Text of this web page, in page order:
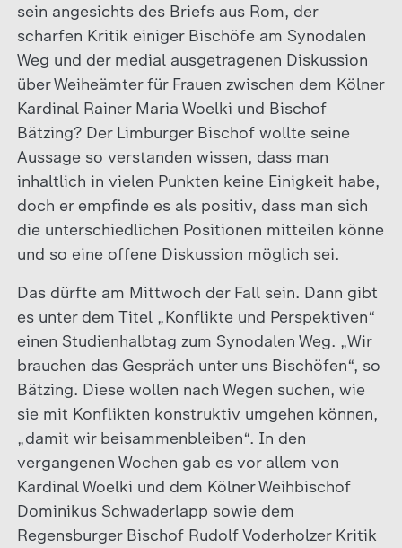
sein angesichts des Briefs aus Rom, der
scharfen Kritik einiger Bischöfe am Synodalen
Weg und der medial ausgetragenen Diskussion
über Weiheämter für Frauen zwischen dem Kölner
Kardinal Rainer Maria Woelki und Bischof
Bätzing? Der Limburger Bischof wollte seine
Aussage so verstanden wissen, dass man
inhaltlich in vielen Punkten keine Einigkeit habe,
doch er empfinde es als positiv, dass man sich
die unterschiedlichen Positionen mitteilen könne
und so eine offene Diskussion möglich sei.
Das dürfte am Mittwoch der Fall sein. Dann gibt
es unter dem Titel „Konflikte und Perspektiven“
einen Studienhalbtag zum Synodalen Weg. „Wir
brauchen das Gespräch unter uns Bischöfen“, so
Bätzing. Diese wollen nach Wegen suchen, wie
sie mit Konflikten konstruktiv umgehen können,
„damit wir beisammenbleiben“. In den
vergangenen Wochen gab es vor allem von
Kardinal Woelki und dem Kölner Weihbischof
Dominikus Schwaderlapp sowie dem
Regensburger Bischof Rudolf Voderholzer Kritik